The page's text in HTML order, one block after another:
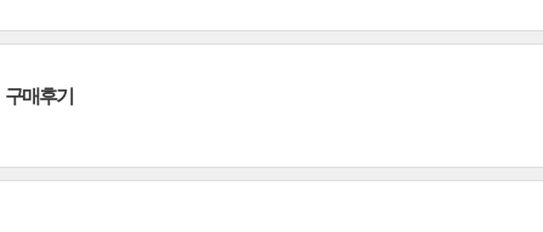
구매후기